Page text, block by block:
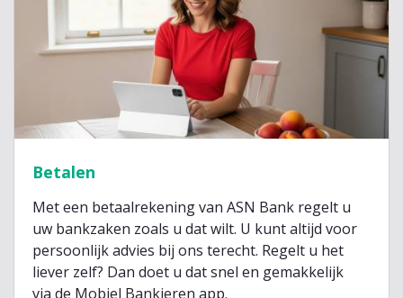
Betalen
Met een betaalrekening van ASN Bank regelt u
uw bankzaken zoals u dat wilt. U kunt altijd voor
persoonlijk advies bij ons terecht. Regelt u het
liever zelf? Dan doet u dat snel en gemakkelijk
via de Mobiel Bankieren app.